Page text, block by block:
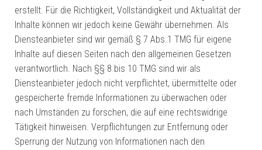
erstellt. Für die Richtigkeit, Vollständigkeit und Aktualität der
Inhalte können wir jedoch keine Gewähr übernehmen. Als
Diensteanbieter sind wir gemäß § 7 Abs.1 TMG für eigene
Inhalte auf diesen Seiten nach den allgemeinen Gesetzen
verantwortlich. Nach §§ 8 bis 10 TMG sind wir als
Diensteanbieter jedoch nicht verpflichtet, übermittelte oder
gespeicherte fremde Informationen zu überwachen oder
nach Umständen zu forschen, die auf eine rechtswidrige
Tätigkeit hinweisen. Verpflichtungen zur Entfernung oder
Sperrung der Nutzung von Informationen nach den